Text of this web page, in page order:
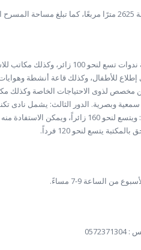
الدور الأرضى: يشمل قاعة ندوات
إطلاع للأطفال، وكذلك قاعة أنشطة
مخصص لذوى الاحتياجات الخاصة وكذلك
وبصرية. الدور الثالث: يشمل نادى
وقاعة اجتماعات . الرووف: ويتسع لنحو
يتسع لنحو 120 فرداً.
من الساعة 9-7 مساءً.